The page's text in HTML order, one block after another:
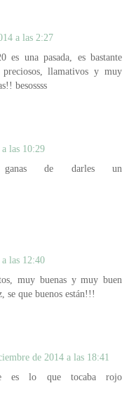
a las 2:27
es una pasada, es bastante
llamativos y muy
besossss
las 10:29
ganas de darles un
las 12:40
muy buenas y muy buen
se que buenos están!!!
de 2014 a las 18:41
es lo que tocaba rojo